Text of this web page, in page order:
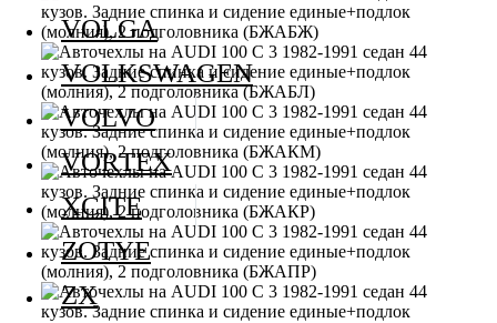
VOLGA
VOLKSWAGEN
VOLVO
VORTEX
XCITE
ZOTYE
ZX